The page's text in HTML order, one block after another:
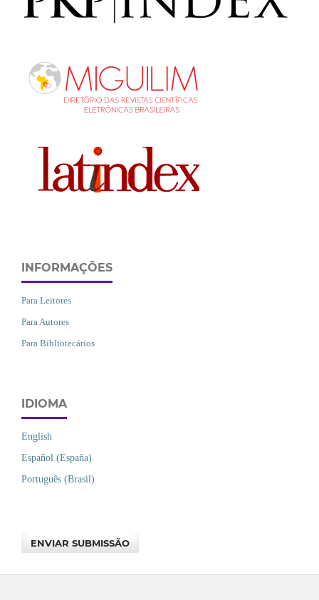
INFORMAÇÕES
Para Leitores
Para Autores
Para Bibliotecários
IDIOMA
English
Español (España)
Português (Brasil)
ENVIAR SUBMISSÃO